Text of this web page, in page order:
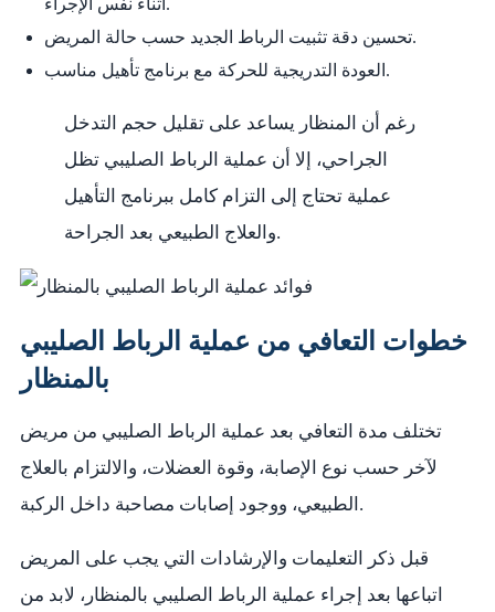
تحسين دقة تثبيت الرباط الجديد حسب حالة المريض.
العودة التدريجية للحركة مع برنامج تأهيل مناسب.
رغم أن المنظار يساعد على تقليل حجم التدخل
الجراحي، إلا أن عملية الرباط الصليبي تظل
عملية تحتاج إلى التزام كامل ببرنامج التأهيل
والعلاج الطبيعي بعد الجراحة.
خطوات التعافي من عملية الرباط الصليبي
بالمنظار
تختلف مدة التعافي بعد عملية الرباط الصليبي من مريض
لآخر حسب نوع الإصابة، وقوة العضلات، والالتزام بالعلاج
الطبيعي، ووجود إصابات مصاحبة داخل الركبة.
قبل ذكر التعليمات والإرشادات التي يجب على المريض
اتباعها بعد إجراء عملية الرباط الصليبي بالمنظار، لابد من